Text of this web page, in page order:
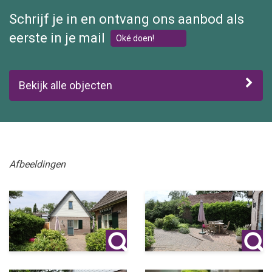
Schrijf je in en ontvang ons aanbod als
eerste in je mail
Oké doen!
Bekijk alle objecten
Afbeeldingen